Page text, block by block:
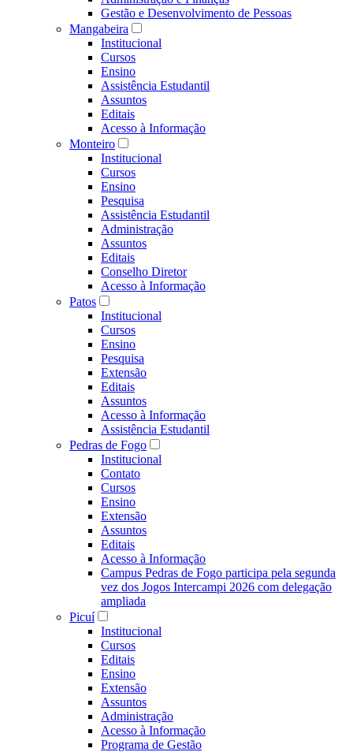
Gestão e Desenvolvimento de Pessoas
Mangabeira
Institucional
Cursos
Ensino
Assistência Estudantil
Assuntos
Editais
Acesso à Informação
Monteiro
Institucional
Cursos
Ensino
Pesquisa
Assistência Estudantil
Administração
Assuntos
Editais
Conselho Diretor
Acesso à Informação
Patos
Institucional
Cursos
Ensino
Pesquisa
Extensão
Editais
Assuntos
Acesso à Informação
Assistência Estudantil
Pedras de Fogo
Institucional
Contato
Cursos
Ensino
Extensão
Assuntos
Editais
Acesso à Informação
Campus Pedras de Fogo participa pela segunda
vez dos Jogos Intercampi 2026 com delegação
ampliada
Picuí
Institucional
Cursos
Editais
Ensino
Extensão
Assuntos
Administração
Acesso à Informação
Programa de Gestão